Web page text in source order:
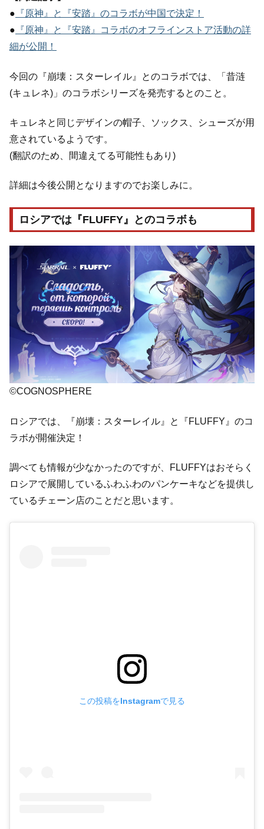
● 『原神』と『安踏』のコラボが中国で決定！
● 『原神』と『安踏』コラボのオフラインストア活動の詳
細が公開！
今回の『崩壊：スターレイル』とのコラボでは、「昔涟
(キュレネ)」のコラボシリーズを発売するとのこと。
キュレネと同じデザインの帽子、ソックス、シューズが用
意されているようです。
(翻訳のため、間違えてる可能性もあり)
詳細は今後公開となりますのでお楽しみに。
ロシアでは『FLUFFY』とのコラボも
©COGNOSPHERE
ロシアでは、『崩壊：スターレイル』と『FLUFFY』のコ
ラボが開催決定！
調べても情報が少なかったのですが、FLUFFYはおそらく
ロシアで展開しているふわふわのパンケーキなどを提供し
ているチェーン店のことだと思います。
この投稿をInstagramで見る